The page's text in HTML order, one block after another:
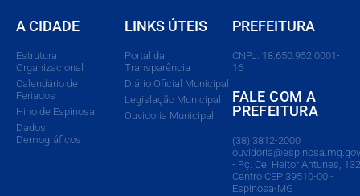
A CIDADE
Estrutura
Organizacional
Calendário de
Feriados
Hino de Espinosa
Dados
Demográficos
LINKS ÚTEIS
Portal da
Transparência
Diário Oficial Municipal
Legislação Municipal
Ouvidoria Municipal
PREFEITURA
CNPJ: 18.650.952.0001-
16
FALE COM A
PREFEITURA
(38) 3812-2000
- Pç. Cel Heitor Antunes,
Centro CEP 39510-00 -
Espinosa-MG